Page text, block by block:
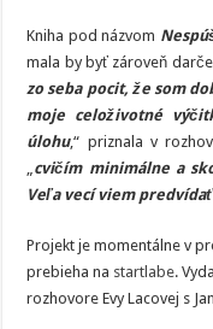
Kniha pod názvom
mala by byť zároveň
zo seba pocit, že som
moje celoživotné
úlohu,“ priznala v
cvičím minimálne a
Veľa vecí viem
Projekt je momentálne v
prebieha na startlabe.
rozhovore Evy Lacovej s